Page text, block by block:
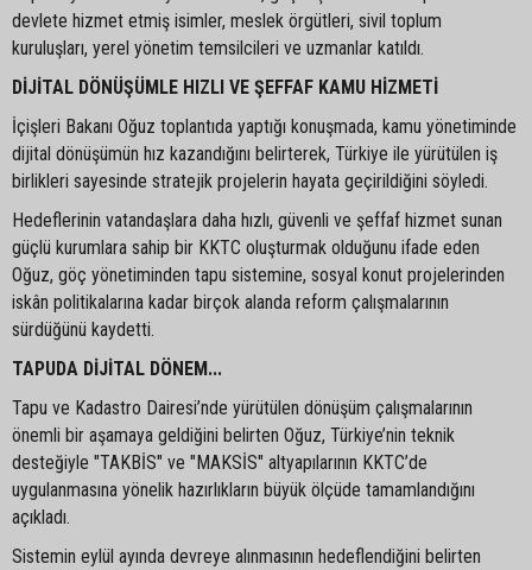
devlete hizmet etmiş isimler, meslek örgütleri, sivil toplum
kuruluşları, yerel yönetim temsilcileri ve uzmanlar katıldı.
DİJİTAL DÖNÜŞÜMLE HIZLI VE ŞEFFAF KAMU HİZMETİ
İçişleri Bakanı Oğuz toplantıda yaptığı konuşmada, kamu yönetiminde
dijital dönüşümün hız kazandığını belirterek, Türkiye ile yürütülen iş
birlikleri sayesinde stratejik projelerin hayata geçirildiğini söyledi.
Hedeflerinin vatandaşlara daha hızlı, güvenli ve şeffaf hizmet sunan
güçlü kurumlara sahip bir KKTC oluşturmak olduğunu ifade eden
Oğuz, göç yönetiminden tapu sistemine, sosyal konut projelerinden
iskân politikalarına kadar birçok alanda reform çalışmalarının
sürdüğünü kaydetti.
TAPUDA DİJİTAL DÖNEM...
Tapu ve Kadastro Dairesi’nde yürütülen dönüşüm çalışmalarının
önemli bir aşamaya geldiğini belirten Oğuz, Türkiye’nin teknik
desteğiyle "TAKBİS" ve "MAKSİS" altyapılarının KKTC’de
uygulanmasına yönelik hazırlıkların büyük ölçüde tamamlandığını
açıkladı.
Sistemin eylül ayında devreye alınmasının hedeflendiğini belirten